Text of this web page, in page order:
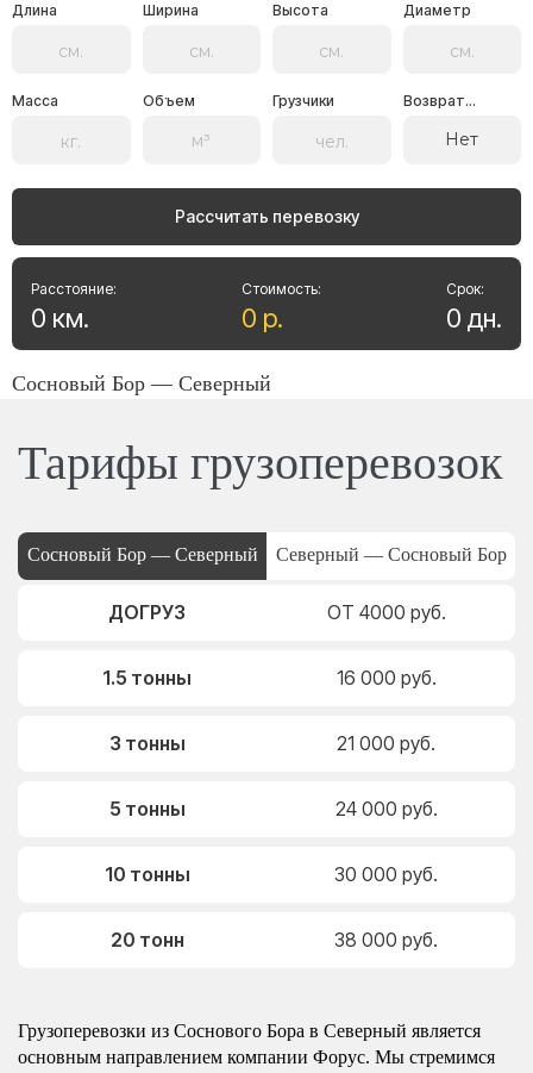
Длина Ширина Высота Диаметр
Масса Объем Грузчики Возврат...
Нет
Рассчитать перевозку
Стоимость:
0 р.
Расстояние:
0 км.
Срок:
0 дн.
Сосновый Бор — Северный
Тарифы грузоперевозок
Сосновый Бор — Северный Северный — Сосновый Бор
ДОГРУЗ ОТ 4000 руб.
1.5 тонны 16 000 руб.
3 тонны 21 000 руб.
5 тонны 24 000 руб.
10 тонны 30 000 руб.
20 тонн 38 000 руб.
Грузоперевозки из Соснового Бора в Северный является
основным направлением компании Форус. Мы стремимся